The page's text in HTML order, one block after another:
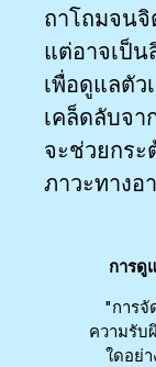
ถาโถมจนจิ
แต่อาจเป็
เพื่อดูแลตั
เคล็ดลับจ
จะช่วยกร
ภาวะทางอ
การดู
"การจั
ความรับ
ใดอย่